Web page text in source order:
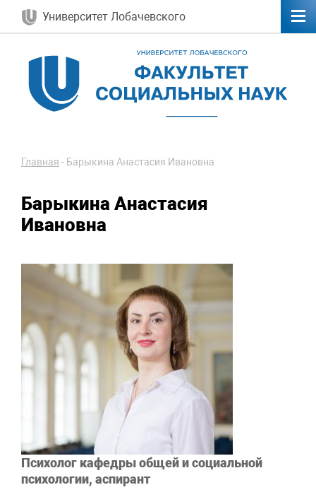
Университет Лобачевского
Главная - Барыкина Анастасия Ивановна
Барыкина Анастасия
Ивановна
Психолог кафедры общей и социальной
психологии, аспирант